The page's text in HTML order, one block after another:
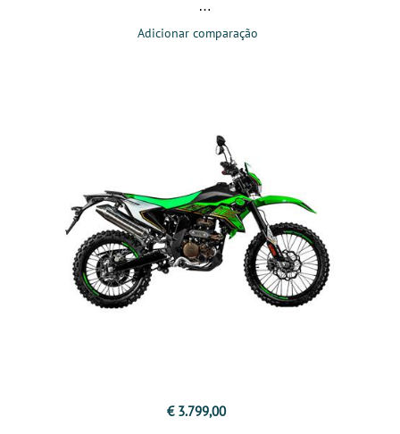
Adicionar comparação
€ 3.799,00